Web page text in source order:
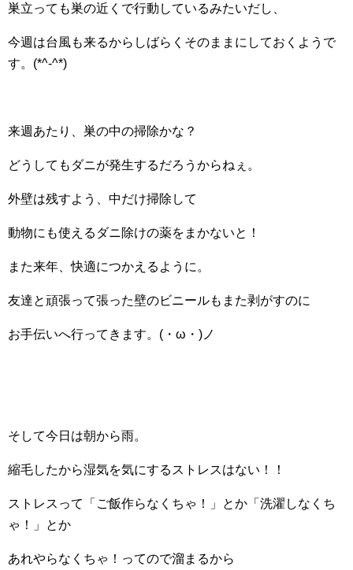
巣立っても巣の近くで行動しているみたいだし、
今週は台風も来るからしばらくそのままにしておくようで
す。(*^-^*)
来週あたり、巣の中の掃除かな？
どうしてもダニが発生するだろうからねぇ。
外壁は残すよう、中だけ掃除して
動物にも使えるダニ除けの薬をまかないと！
また来年、快適につかえるように。
友達と頑張って張った壁のビニールもまた剥がすのに
お手伝いへ行ってきます。(・ω・)ノ
そして今日は朝から雨。
縮毛したから湿気を気にするストレスはない！！
ストレスって「ご飯作らなくちゃ！」とか「洗濯しなくち
ゃ！」とか
あれやらなくちゃ！ってので溜まるから